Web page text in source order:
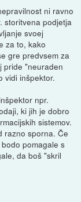
ni ravno
storitvena podjetja
svoej
za to, kako
gre predvsem za
pride "neuraden
vidi inšpektor.
npr.
ki jih je dobro
sistemov.
razno sporna. Če
pomagale s
da boš "skril